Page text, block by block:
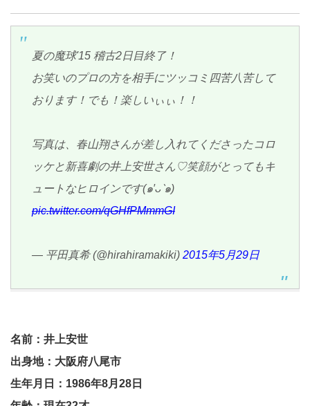
夏の魔球'15 稽古2日目終了！
お笑いのプロの方を相手にツッコミ四苦八苦して
おります！でも！楽しいぃぃ！！
写真は、春山翔さんが差し入れてくださったコロ
ッケと新喜劇の井上安世さん♡笑顔がとってもキ
ュートなヒロインです(๑′ᴗ‵๑)
pic.twitter.com/qGHfPMmmGI
— 平田真希 (@hirahiramakiki) 2015年5月29日
名前：井上安世
出身地：大阪府八尾市
生年月日：1986年8月28日